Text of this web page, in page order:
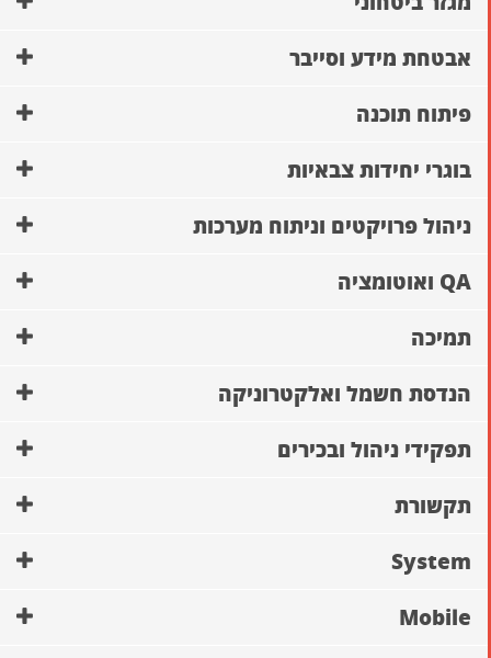
אבטחת מידע וסייבר
פיתוח תוכנה
בוגרי יחידות צבאיות
ניהול פרויקטים וניתוח מערכות
QA ואוטומציה
תמיכה
הנדסת חשמל ואלקטרוניקה
תפקידי ניהול ובכירים
תקשורת
System
Mobile